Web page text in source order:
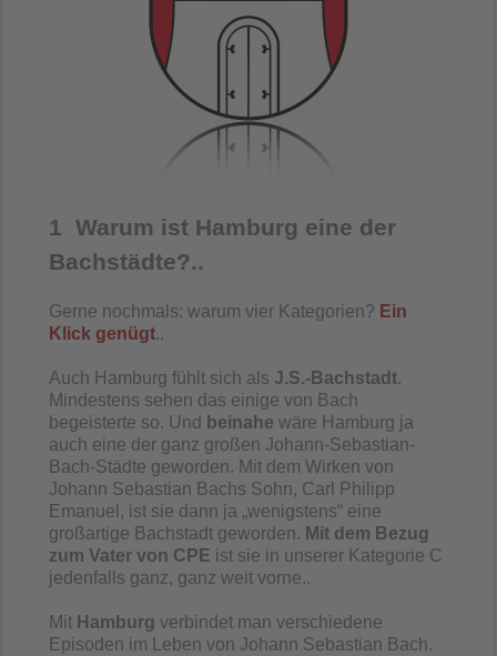
1 Warum ist Hamburg eine der
Bachstädte?..
Gerne nochmals: warum vier Kategorien? Ein
Klick genügt..
Auch Hamburg fühlt sich als J.S.-Bachstadt.
Mindestens sehen das einige von Bach
begeisterte so. Und beinahe wäre Hamburg ja
auch eine der ganz großen Johann-Sebastian-
Bach-Städte geworden. Mit dem Wirken von
Johann Sebastian Bachs Sohn, Carl Philipp
Emanuel, ist sie dann ja „wenigstens“ eine
großartige Bachstadt geworden. Mit dem Bezug
zum Vater von CPE ist sie in unserer Kategorie C
jedenfalls ganz, ganz weit vorne..
Mit Hamburg verbindet man verschiedene
Episoden im Leben von Johann Sebastian Bach.